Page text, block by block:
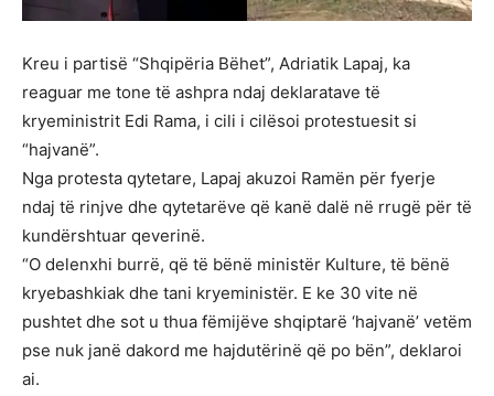
Kreu i partisë “Shqipëria Bëhet”, Adriatik Lapaj, ka
reaguar me tone të ashpra ndaj deklaratave të
kryeministrit Edi Rama, i cili i cilësoi protestuesit si
“hajvanë”.
Nga protesta qytetare, Lapaj akuzoi Ramën për fyerje
ndaj të rinjve dhe qytetarëve që kanë dalë në rrugë për të
kundërshtuar qeverinë.
“O delenxhi burrë, që të bënë ministër Kulture, të bënë
kryebashkiak dhe tani kryeministër. E ke 30 vite në
pushtet dhe sot u thua fëmijëve shqiptarë ‘hajvanë’ vetëm
pse nuk janë dakord me hajdutërinë që po bën”, deklaroi
ai.